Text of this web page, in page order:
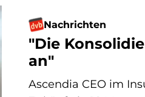
Nachrichten
"Die
an"
Ascendia CEO im